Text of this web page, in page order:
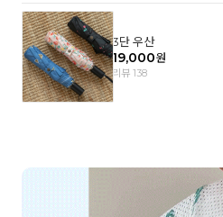
3단 우산
19,000원
리뷰 138